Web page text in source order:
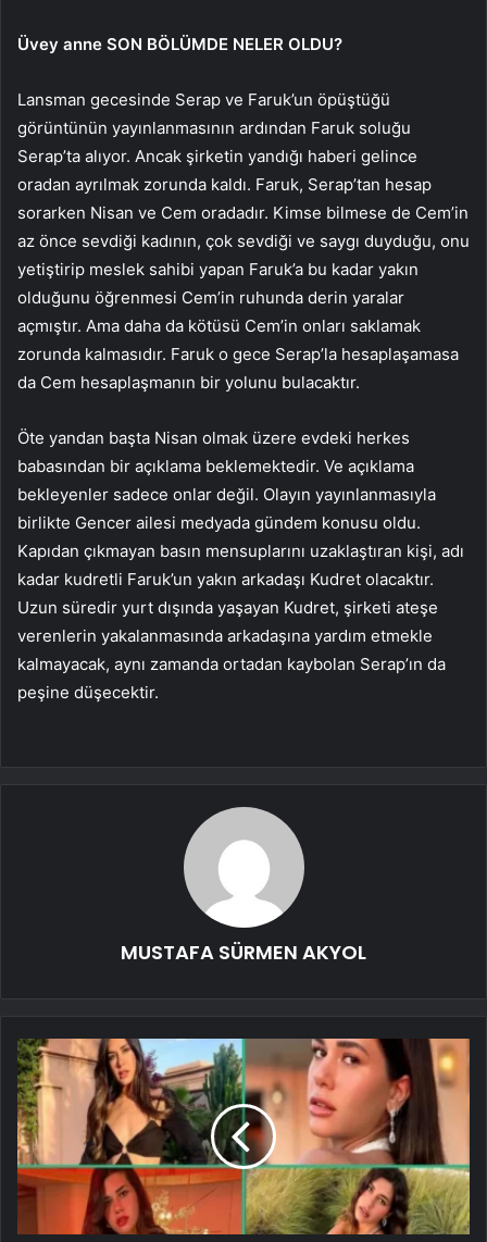
Üvey anne SON BÖLÜMDE NELER OLDU?
Lansman gecesinde Serap ve Faruk’un öpüştüğü
görüntünün yayınlanmasının ardından Faruk soluğu
Serap’ta alıyor. Ancak şirketin yandığı haberi gelince
oradan ayrılmak zorunda kaldı. Faruk, Serap’tan hesap
sorarken Nisan ve Cem oradadır. Kimse bilmese de Cem’in
az önce sevdiği kadının, çok sevdiği ve saygı duyduğu, onu
yetiştirip meslek sahibi yapan Faruk’a bu kadar yakın
olduğunu öğrenmesi Cem’in ruhunda derin yaralar
açmıştır. Ama daha da kötüsü Cem’in onları saklamak
zorunda kalmasıdır. Faruk o gece Serap’la hesaplaşamasa
da Cem hesaplaşmanın bir yolunu bulacaktır.
Öte yandan başta Nisan olmak üzere evdeki herkes
babasından bir açıklama beklemektedir. Ve açıklama
bekleyenler sadece onlar değil. Olayın yayınlanmasıyla
birlikte Gencer ailesi medyada gündem konusu oldu.
Kapıdan çıkmayan basın mensuplarını uzaklaştıran kişi, adı
kadar kudretli Faruk’un yakın arkadaşı Kudret olacaktır.
Uzun süredir yurt dışında yaşayan Kudret, şirketi ateşe
verenlerin yakalanmasında arkadaşına yardım etmekle
kalmayacak, aynı zamanda ortadan kaybolan Serap’ın da
peşine düşecektir.
MUSTAFA SÜRMEN AKYOL